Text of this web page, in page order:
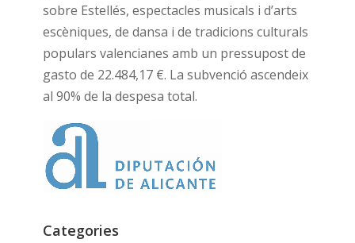
sobre Estellés, espectacles musicals i d’arts
escèniques, de dansa i de tradicions culturals
populars valencianes amb un pressupost de
gasto de 22.484,17 €. La subvenció ascendeix
al 90% de la despesa total.
Categories